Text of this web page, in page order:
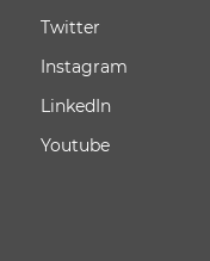
Twitter
Instagram
LinkedIn
Youtube